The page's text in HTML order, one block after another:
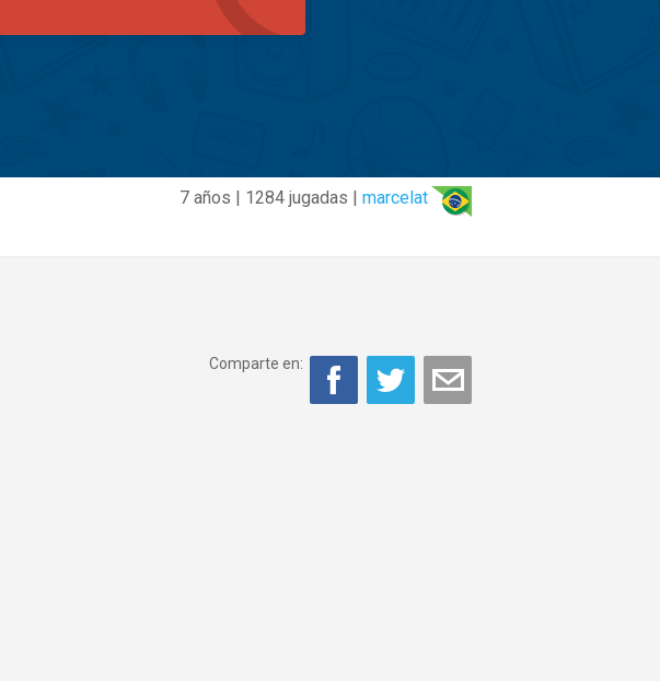
7 años | 1284 jugadas | marcelat
Comparte en: